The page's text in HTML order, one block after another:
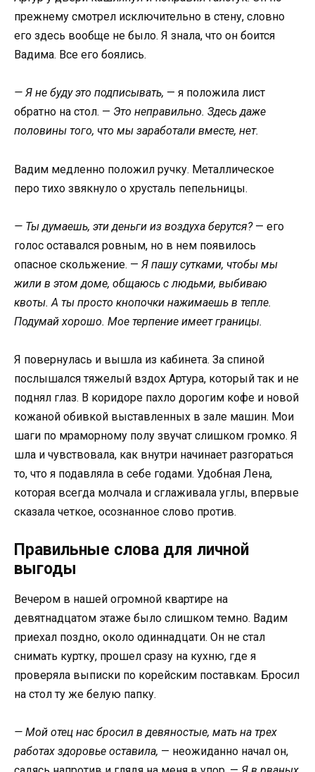
прежнему смотрел исключительно в стену, словно
его здесь вообще не было. Я знала, что он боится
Вадима. Все его боялись.
— Я не буду это подписывать, — я положила лист
обратно на стол. — Это неправильно. Здесь даже
половины того, что мы заработали вместе, нет.
Вадим медленно положил ручку. Металлическое
перо тихо звякнуло о хрусталь пепельницы.
— Ты думаешь, эти деньги из воздуха берутся?— его
голос оставался ровным, но в нем появилось
опасное скольжение. — Я пашу сутками, чтобы мы
жили в этом доме, общаюсь с людьми, выбиваю
квоты. А ты просто кнопочки нажимаешь в тепле.
Подумай хорошо. Мое терпение имеет границы.
Я повернулась и вышла из кабинета. За спиной
послышался тяжелый вздох Артура, который так и не
поднял глаз. В коридоре пахло дорогим кофе и новой
кожаной обивкой выставленных в зале машин. Мои
шаги по мраморному полу звучат слишком громко. Я
шла и чувствовала, как внутри начинает разгораться
то, что я подавляла в себе годами. Удобная Лена,
которая всегда молчала и сглаживала углы, впервые
сказала четкое, осознанное слово против.
Правильные слова для личной
выгоды
Вечером в нашей огромной квартире на
девятнадцатом этаже было слишком темно. Вадим
приехал поздно, около одиннадцати. Он не стал
снимать куртку, прошел сразу на кухню, где я
проверяла выписки по корейским поставкам. Бросил
на стол ту же белую папку.
— Мой отец нас бросил в девяностые, мать на трех
работах здоровье оставила, — неожиданно начал он,